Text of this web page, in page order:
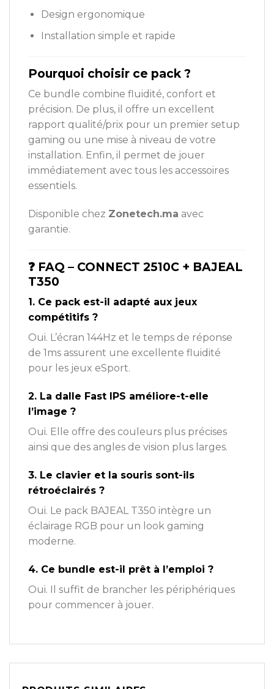
Design ergonomique
Installation simple et rapide
Pourquoi choisir ce pack ?
Ce bundle combine fluidité, confort et
précision. De plus, il offre un excellent
rapport qualité/prix pour un premier setup
gaming ou une mise à niveau de votre
installation. Enfin, il permet de jouer
immédiatement avec tous les accessoires
essentiels.
Disponible chez Zonetech.ma avec
garantie.
❓ FAQ – CONNECT 2510C + BAJEAL
T350
1. Ce pack est-il adapté aux jeux
compétitifs ?
Oui. L’écran 144Hz et le temps de réponse
de 1ms assurent une excellente fluidité
pour les jeux eSport.
2. La dalle Fast IPS améliore-t-elle
l’image ?
Oui. Elle offre des couleurs plus précises
ainsi que des angles de vision plus larges.
3. Le clavier et la souris sont-ils
rétroéclairés ?
Oui. Le pack BAJEAL T350 intègre un
éclairage RGB pour un look gaming
moderne.
4. Ce bundle est-il prêt à l’emploi ?
Oui. Il suffit de brancher les périphériques
pour commencer à jouer.